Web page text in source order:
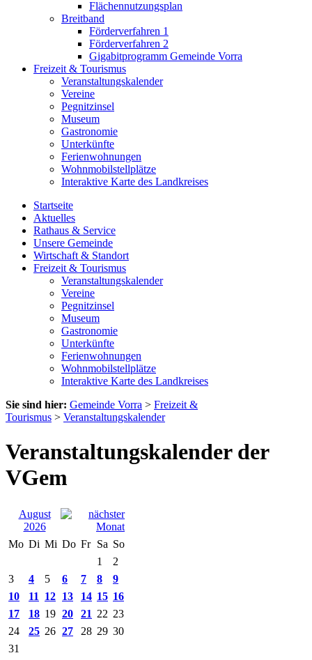
Flächennutzungsplan
Breitband
Förderverfahren 1
Förderverfahren 2
Gigabitprogramm Gemeinde Vorra
Freizeit & Tourismus
Veranstaltungskalender
Vereine
Pegnitzinsel
Museum
Gastronomie
Unterkünfte
Ferienwohnungen
Wohnmobilstellplätze
Interaktive Karte des Landkreises
Startseite
Aktuelles
Rathaus & Service
Unsere Gemeinde
Wirtschaft & Standort
Freizeit & Tourismus
Veranstaltungskalender
Vereine
Pegnitzinsel
Museum
Gastronomie
Unterkünfte
Ferienwohnungen
Wohnmobilstellplätze
Interaktive Karte des Landkreises
Sie sind hier: Gemeinde Vorra > Freizeit &
Tourismus > Veranstaltungskalender
Veranstaltungskalender der
VGem
August
2026
Mo Di Mi Do Fr Sa So
1
2
3
4 5 6 7 8
9
10
11 12 13 14 15 16
17
18 19 20 21 22 23
24
25 26 27 28 29 30
31